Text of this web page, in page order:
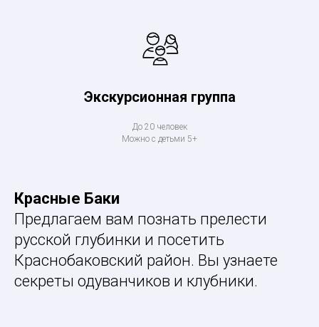
Экскурсионная группа
До 20 человек
Можно с детьми 5+
Красные Баки
Предлагаем вам познать прелести
русской глубинки и посетить
Краснобаковский район. Вы узнаете
секреты одуванчиков и клубники.